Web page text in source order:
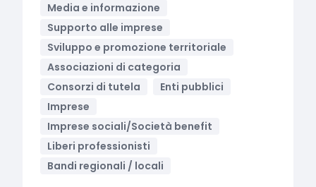
Media e informazione
Supporto alle imprese
Sviluppo e promozione territoriale
Associazioni di categoria
Consorzi di tutela
Enti pubblici
Imprese
Imprese sociali/Società benefit
Liberi professionisti
Bandi regionali / locali